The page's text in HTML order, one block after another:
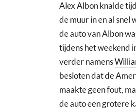
Alex Albon knalde
de muur in en al snel
de auto van Albon
tijdens het weekend
verder namens
besloten dat de
maakte geen fout,
de auto een grotere